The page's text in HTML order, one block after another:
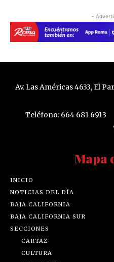
-
Av. Las Américas 4633, El
Teléfono: 664 681 6913
Mapa
INICIO
NOTICIAS DEL DÍA
BAJA CALIFORNIA
BAJA CALIFORNIA SUR
SECCIONES
CARTAZ
CULTURA